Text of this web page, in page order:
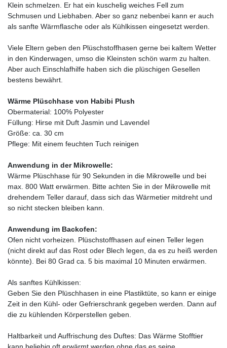
Klein schmelzen. Er hat ein kuschelig weiches Fell zum
Schmusen und Liebhaben. Aber so ganz nebenbei kann er auch
als sanfte Wärmflasche oder als Kühlkissen eingesetzt werden.
Viele Eltern geben den Plüschstoffhasen gerne bei kaltem Wetter
in den Kinderwagen, umso die Kleinsten schön warm zu halten.
Aber auch Einschlafhilfe haben sich die plüschigen Gesellen
bestens bewährt.
Wärme Plüschhase von Habibi Plush
Obermaterial: 100% Polyester
Füllung: Hirse mit Duft Jasmin und Lavendel
Größe: ca. 30 cm
Pflege: Mit einem feuchten Tuch reinigen
Anwendung in der Mikrowelle:
Wärme Plüschhase für 90 Sekunden in die Mikrowelle und bei
max. 800 Watt erwärmen. Bitte achten Sie in der Mikrowelle mit
drehendem Teller darauf, dass sich das Wärmetier mitdreht und
so nicht stecken bleiben kann.
Anwendung im Backofen:
Ofen nicht vorheizen. Plüschstoffhasen auf einen Teller legen
(nicht direkt auf das Rost oder Blech legen, da es zu heiß werden
könnte). Bei 80 Grad ca. 5 bis maximal 10 Minuten erwärmen.
Als sanftes Kühlkissen:
Geben Sie den Plüschhasen in eine Plastiktüte, so kann er einige
Zeit in den Kühl- oder Gefrierschrank gegeben werden. Dann auf
die zu kühlenden Körperstellen geben.
Haltbarkeit und Auffrischung des Duftes: Das Wärme Stofftier
kann beliebig oft erwärmt werden ohne das es seine